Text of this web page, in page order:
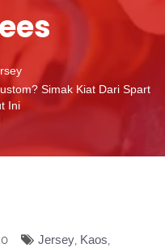
Simak Kiat Dari Spart
Ini
Jersey, Kaos,